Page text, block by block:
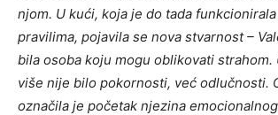
njom. U kući, koja je do tada
pravilima, pojavila se nova stvarnost –
bila osoba koju mogu oblikovati strahom.
više nije bilo pokornosti, već odlučnosti.
označila je početak njezina